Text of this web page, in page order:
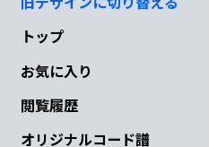
トップ
お気に入り
閲覧履歴
オリジナルコード譜